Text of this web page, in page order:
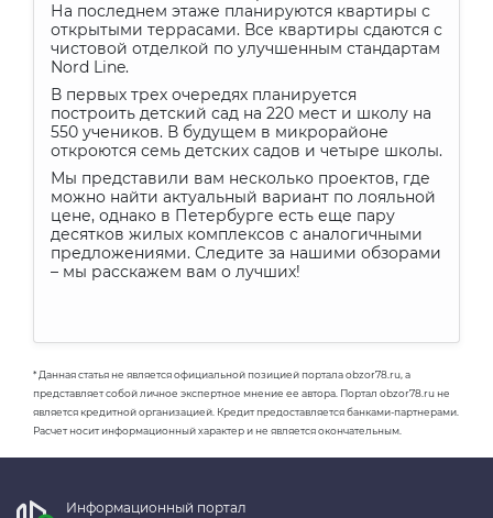
На последнем этаже планируются квартиры с
открытыми террасами. Все квартиры сдаются с
чистовой отделкой по улучшенным стандартам
Nord Line.
В первых трех очередях планируется
построить детский сад на 220 мест и школу на
550 учеников. В будущем в микрорайоне
откроются семь детских садов и четыре школы.
Мы представили вам несколько проектов, где
можно найти актуальный вариант по лояльной
цене, однако в Петербурге есть еще пару
десятков жилых комплексов с аналогичными
предложениями. Следите за нашими обзорами
– мы расскажем вам о лучших!
* Данная статья не является официальной позицией портала obzor78.ru, а
представляет собой личное экспертное мнение ее автора. Портал obzor78.ru не
является кредитной организацией. Кредит предоставляется банками-партнерами.
Расчет носит информационный характер и не является окончательным.
Информационный портал